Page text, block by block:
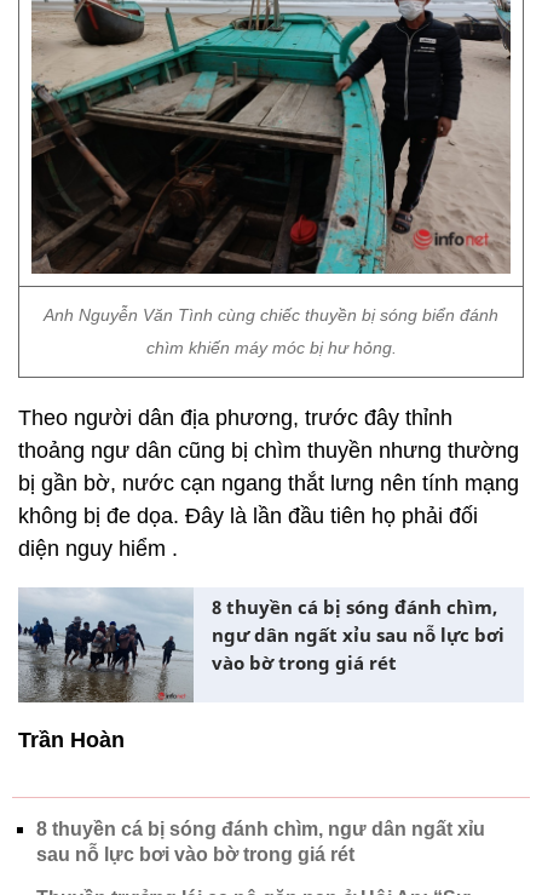
Anh Nguyễn Văn Tình cùng chiếc thuyền bị sóng biển đánh
chìm khiến máy móc bị hư hỏng.
Theo người dân địa phương, trước đây thỉnh
thoảng ngư dân cũng bị chìm thuyền nhưng thường
bị gần bờ, nước cạn ngang thắt lưng nên tính mạng
không bị đe dọa. Đây là lần đầu tiên họ phải đối
diện nguy hiểm .
8 thuyền cá bị sóng đánh chìm,
ngư dân ngất xỉu sau nỗ lực bơi
vào bờ trong giá rét
Trần Hoàn
8 thuyền cá bị sóng đánh chìm, ngư dân ngất xỉu
sau nỗ lực bơi vào bờ trong giá rét